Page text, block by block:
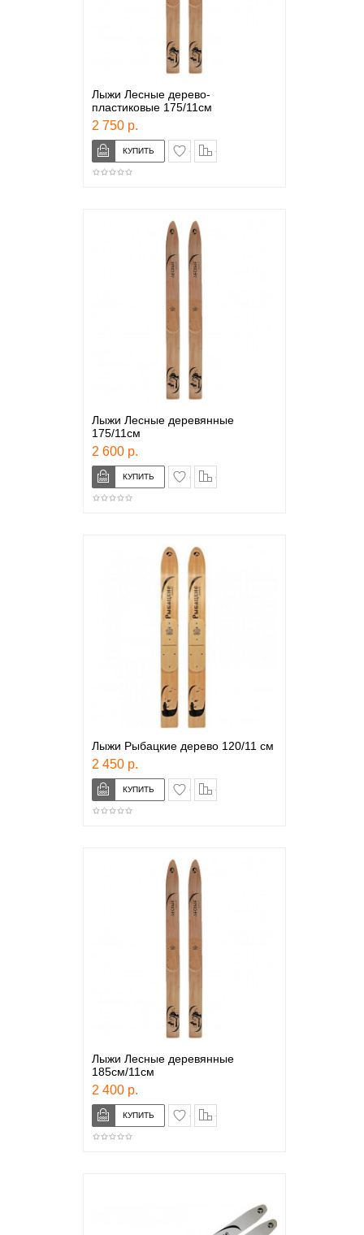
Лыжи Лесные дерево-
пластиковые 175/11см
2 750 р.
в закладки
Лыжи Лесные деревянные
175/11см
2 600 р.
в закладки
Лыжи Рыбацкие дерево 120/11 см
2 450 р.
в закладки
Лыжи Лесные деревянные
185см/11см
2 400 р.
в закладки